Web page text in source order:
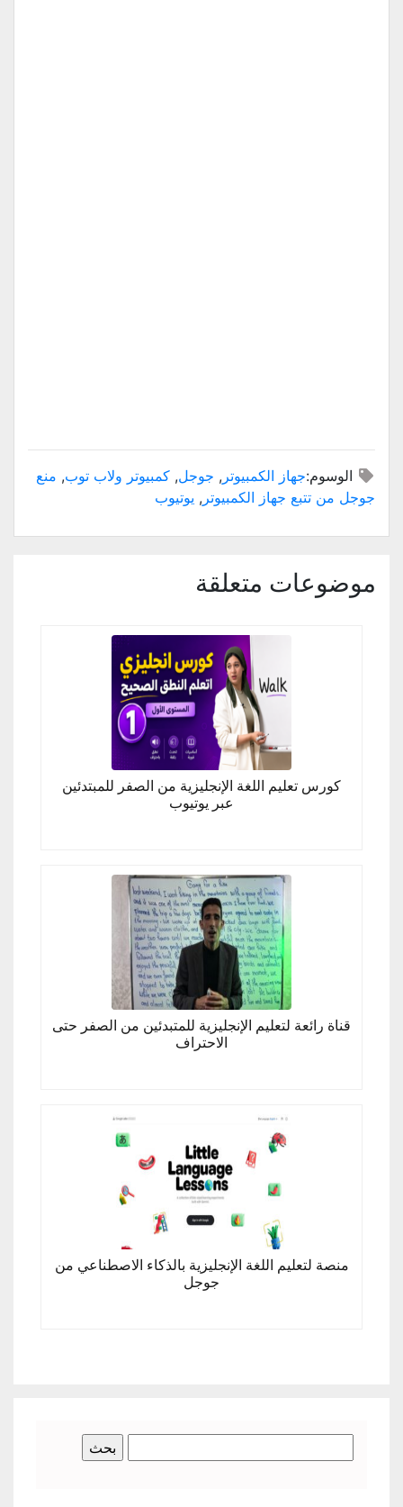
الوسوم:جهاز الكمبيوتر , جوجل, كمبيوتر ولاب توب, منع
جوجل من تتبع جهاز الكمبيوتر , يوتيوب
موضوعات متعلقة
كورس تعليم اللغة الإنجليزية من الصفر للمبتدئين
عبر يوتيوب
قناة رائعة لتعليم الإنجليزية للمتبدئين من الصفر حتى
الاحتراف
منصة لتعليم اللغة الإنجليزية بالذكاء الاصطناعي من
جوجل
عن: